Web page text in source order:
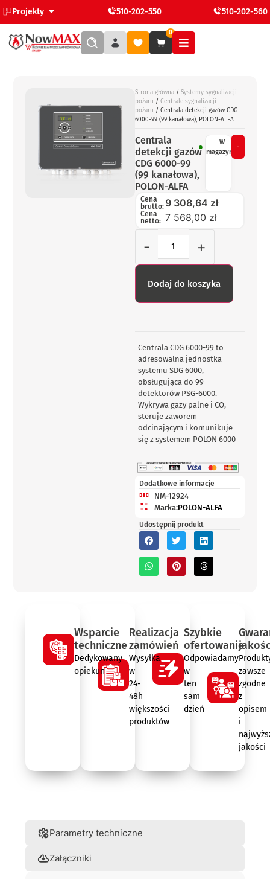
Projekty 510-202-550 510-202-560
0
Strona główna / Systemy sygnalizacji
pożaru / Centrale sygnalizacji
pożaru / Centrala detekcji gazów CDG
6000-99 (99 kanałowa), POLON-ALFA
Centrala
detekcji gazów
CDG 6000-99
(99 kanałowa),
POLON-ALFA
W
magazynie
Cena
brutto: 9 308,64 zł
Cena
netto: 7 568,00 zł
- +
Dodaj do koszyka
Centrala CDG 6000-99 to
adresowalna jednostka
systemu SDG 6000,
obsługująca do 99
detektorów PSG-6000.
Wykrywa gazy palne i CO,
steruje zaworem
odcinającym i komunikuje
się z systemem POLON 6000
Dodatkowe informacje
NM-12924
Marka:POLON-ALFA
Udostępnij produkt
Wsparcie
techniczne
Dedykowany
opiekun
Realizacja
zamówień
Wysyłka
w
24-
48h
większości
produktów
Szybkie
ofertowanie
Odpowiadamy
w
ten
sam
dzień
zawsze
zgodne
z
opisem
i
jakości
Parametry techniczne
Załączniki